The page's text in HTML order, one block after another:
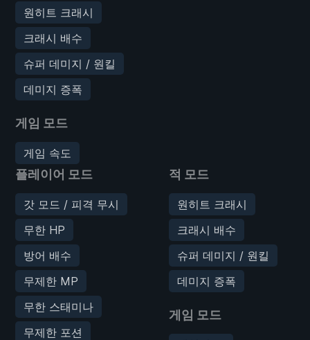
원히트 크래시
크래시 배수
슈퍼 데미지 / 원킬
데미지 증폭
게임 모드
게임 속도
플레이어 모드
갓 모드 / 피격 무시
무한 HP
방어 배수
무제한 MP
무한 스태미나
무제한 포션
적 모드
원히트 크래시
크래시 배수
슈퍼 데미지 / 원킬
데미지 증폭
게임 모드